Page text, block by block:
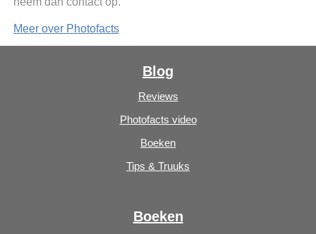
Meer over Photofacts
Blog
Reviews
Photofacts video
Boeken
Tips & Truuks
Boeken